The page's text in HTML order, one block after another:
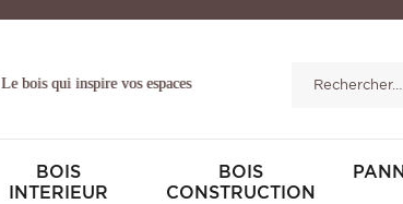
Le bois qui inspire vos espaces
BOIS
INTERIEUR
BOIS
CONSTRUCTION